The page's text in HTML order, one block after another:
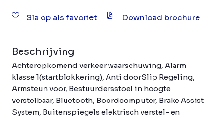
Sla op als favoriet Download brochure
Beschrijving
Achteropkomend verkeer waarschuwing, Alarm
klasse 1(startblokkering), Anti doorSlip Regeling,
Armsteun voor, Bestuurdersstoel in hoogte
verstelbaar, Bluetooth, Boordcomputer, Brake Assist
System, Buitenspiegels elektrisch verstel- en